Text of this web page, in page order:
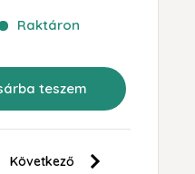
Raktáron
teszem
Következő